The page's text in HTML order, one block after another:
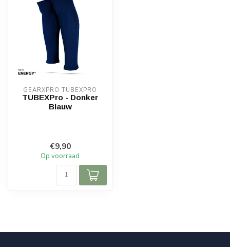
GEARXPRO TUBEXPRO
TUBEXPro - Donker
Blauw
€9,90
Op voorraad